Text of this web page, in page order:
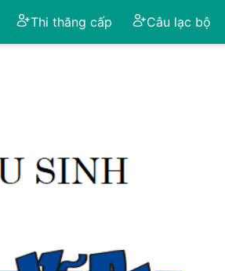
Thi thăng cấp Câu lạc bộ